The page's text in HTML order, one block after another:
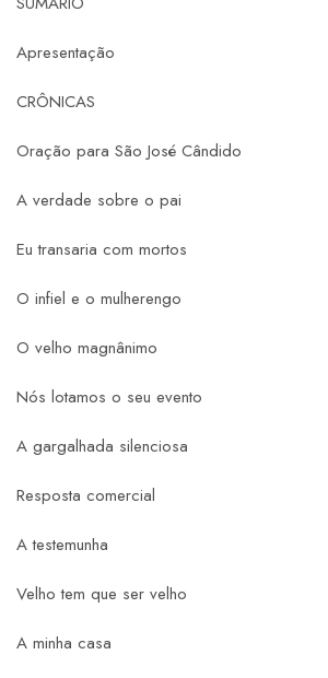
Apresentação
CRÔNICAS
Oração para São José Cândido
A verdade sobre o pai
Eu transaria com mortos
O infiel e o mulherengo
O velho magnânimo
Nós lotamos o seu evento
A gargalhada silenciosa
Resposta comercial
A testemunha
Velho tem que ser velho
A minha casa